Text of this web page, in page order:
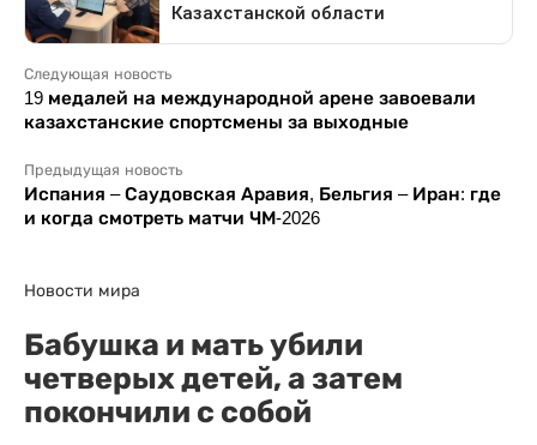
Следующая новость
19 медалей на международной арене завоевали
казахстанские спортсмены за выходные
Предыдущая новость
Испания – Саудовская Аравия, Бельгия – Иран: где
и когда смотреть матчи ЧМ-2026
Новости мира
Бабушка и мать убили
четверых детей, а затем
покончили с собой